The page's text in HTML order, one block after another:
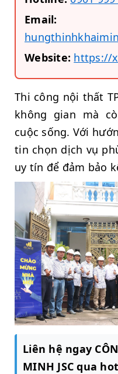
Email:
Website: https://
Thi công nội thất
không gian mà
cuộc sống. Với
tin chọn dịch vụ
uy tín để đảm bảo
Liên hệ ngay
MINH JSC qua